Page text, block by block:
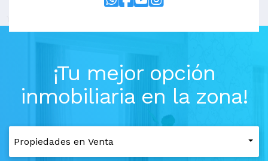
¡Tu mejor opción
inmobiliaria en la zona!